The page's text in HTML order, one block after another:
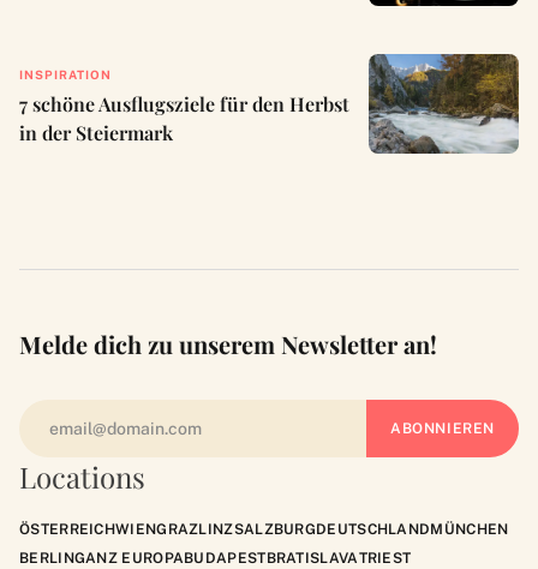
INSPIRATION
7 schöne Ausflugsziele für den Herbst
in der Steiermark
Locations
ÖSTERREICHWIENGRAZLINZSALZBURGDEUTSCHLANDMÜNCHEN
BERLINGANZ EUROPABUDAPESTBRATISLAVATRIEST
Melde dich zu unserem Newsletter an!